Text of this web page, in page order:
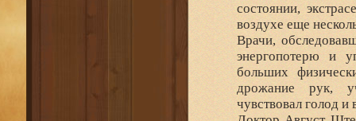
состоянии,
воздухе еще
Врачи,
энергопотерю и
больших
дрожание рук,
чувствовал голод